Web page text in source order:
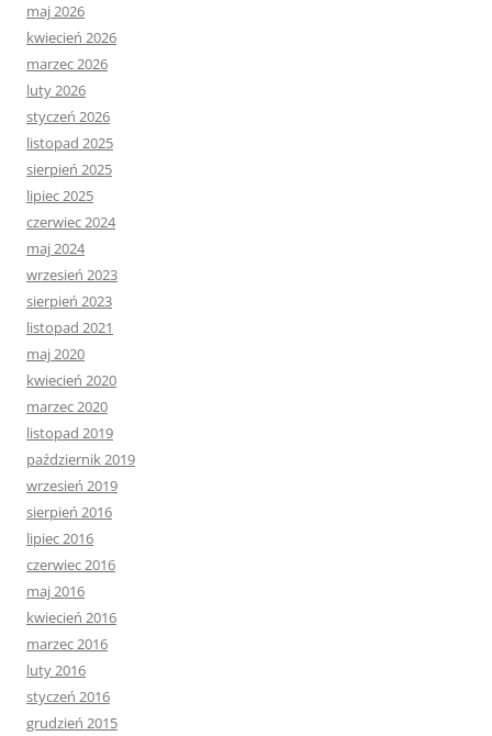
maj 2026
kwiecień 2026
marzec 2026
luty 2026
styczeń 2026
listopad 2025
sierpień 2025
lipiec 2025
czerwiec 2024
maj 2024
wrzesień 2023
sierpień 2023
listopad 2021
maj 2020
kwiecień 2020
marzec 2020
listopad 2019
październik 2019
wrzesień 2019
sierpień 2016
lipiec 2016
czerwiec 2016
maj 2016
kwiecień 2016
marzec 2016
luty 2016
styczeń 2016
grudzień 2015